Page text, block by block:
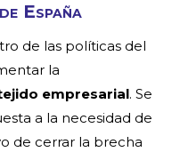
España
de las políticas del
la
empresarial. Se
a la necesidad de
de cerrar la brecha